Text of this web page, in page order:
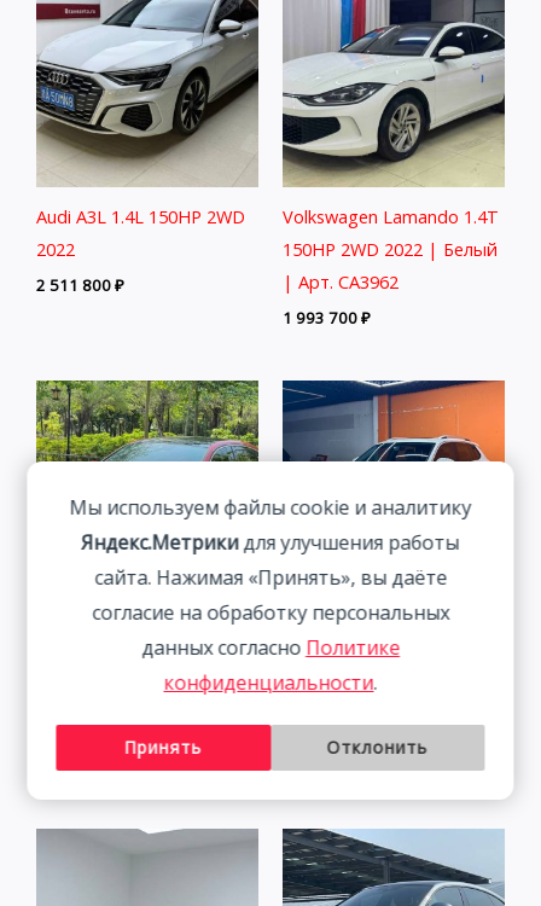
Audi A3L 1.4L 150HP 2WD
2022
2 511 800₽
Volkswagen Lamando 1.4T
150HP 2WD 2022 | Белый
| Арт. CA3962
1 993 700₽
Volkswagen Lamando 1.4T
150HP 2WD 2023 |
2 115 800
Volkswagen Tanyue 280TSI
Luxury Intelligent
Connection Edition 1.4T
150HP 2WD 2022
2 401 800₽
Мы используем файлы cookie и аналитику
Яндекс.Метрикидля улучшения работы
сайта. Нажимая «Принять», вы даёте
согласие на обработку персональных
данных согласно Политике
конфиденциальности.
Принять Отклонить